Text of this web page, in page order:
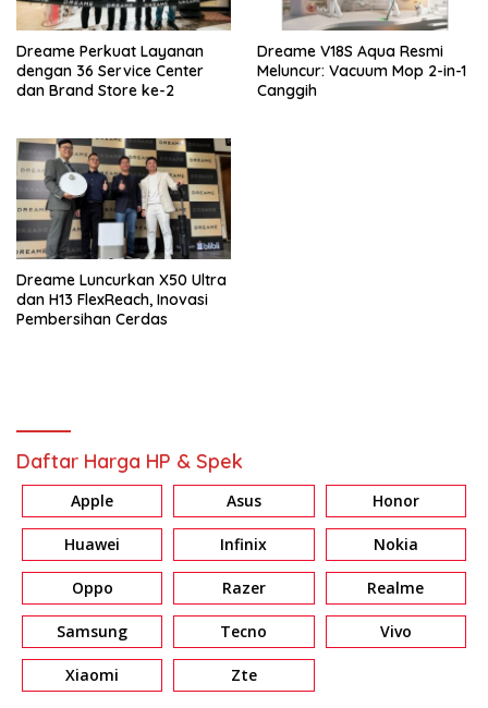
Dreame Perkuat Layanan
dengan 36 Service Center
dan Brand Store ke-2
Dreame V18S Aqua Resmi
Meluncur: Vacuum Mop 2-in-1
Canggih
Dreame Luncurkan X50 Ultra
dan H13 FlexReach, Inovasi
Pembersihan Cerdas
Daftar Harga HP & Spek
Apple Asus Honor
Huawei Infinix Nokia
Oppo Razer Realme
Samsung Tecno Vivo
Xiaomi Zte